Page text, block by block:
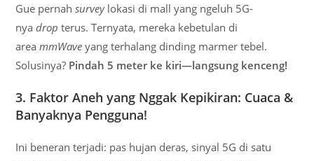
Gue pernahsurveylokasi di mall yang ngeluh 5G-
nyadrop terus. Ternyata, mereka kebetulan di
areammWave yang terhalang dinding marmer tebel.
Solusinya? Pindah 5 meter ke kiri—langsung kenceng!
3. Faktor Aneh yang Nggak Kepikiran: Cuaca &
Banyaknya Pengguna!
Ini beneran terjadi: pas hujan deras, sinyal 5G di satu